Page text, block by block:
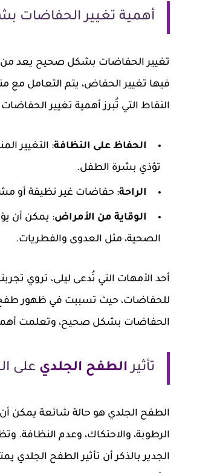
أهمية تغيير الحفاضات
تغيير الحفاضات بشكل صحيح يعد من
فيها تغيير الحفاض، يتم التعامل
النقاط التي تُبرز أهمية تغيير
الحفاظ على النظافة: التغيير
تؤذي بشرة الطفل.
الراحة: حفاضات غير نظيفة أو
الوقاية من الأمراض: يمكن أن
الصحية، مثل العدوى والفطريات.
أحد الأمهات التي تُدعى ليلى، تروي
للحفاضات، حيث تسببت في ظهور طفح
الحفاضات بشكل صحيح، وتعلمت أهمية
تأثير الطفح الجلدي على
الطفح الجلدي هو حالة شائعة يمكن
الرطوبة، والاحتكاك، وعدم النظافة.
الجدير بالذكر أن تأثير الطفح